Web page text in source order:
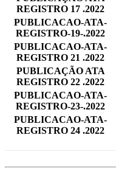
REGISTRO 17 .2022
PUBLICACAO-ATA-
REGISTRO-19-.2022
PUBLICACAO-ATA-
REGISTRO 21 .2022
PUBLICAÇÃO ATA
REGISTRO 22 .2022
PUBLICACAO-ATA-
REGISTRO-23-.2022
PUBLICACAO-ATA-
REGISTRO 24 .2022